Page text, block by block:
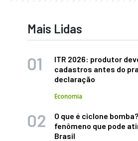
Mais Lidas
ITR 2026: produtor
cadastros antes do
declaração
Economia
O que é ciclone
fenômeno que pode
Brasil